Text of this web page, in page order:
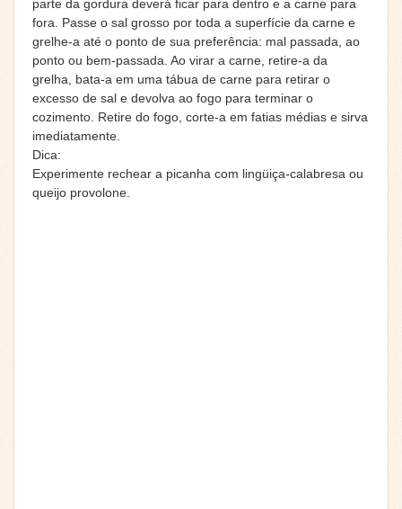
parte da gordura deverá ficar para dentro e a carne para
fora. Passe o sal grosso por toda a superfície da carne e
grelhe-a até o ponto de sua preferência: mal passada, ao
ponto ou bem-passada. Ao virar a carne, retire-a da
grelha, bata-a em uma tábua de carne para retirar o
excesso de sal e devolva ao fogo para terminar o
cozimento. Retire do fogo, corte-a em fatias médias e sirva
imediatamente.
Dica:
Experimente rechear a picanha com lingüiça-calabresa ou
queijo provolone.